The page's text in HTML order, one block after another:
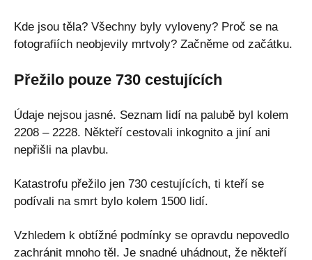
Kde jsou těla? Všechny byly vyloveny? Proč se na
fotografiích neobjevily mrtvoly? Začněme od začátku.
Přežilo pouze 730 cestujících
Údaje nejsou jasné. Seznam lidí na palubě byl kolem
2208 – 2228. Někteří cestovali inkognito a jiní ani
nepřišli na plavbu.
Katastrofu přežilo jen 730 cestujících, ti kteří se
podívali na smrt bylo kolem 1500 lidí.
Vzhledem k obtížné podmínky se opravdu nepovedlo
zachránit mnoho těl. Je snadné uhádnout, že někteří